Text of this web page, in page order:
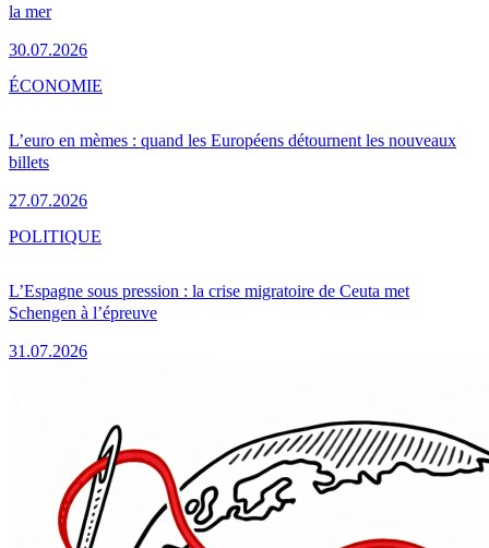
la mer
30.07.2026
L’euro en mèmes : quand les Européens détournent les nouveaux
billets
27.07.2026
ÉCONOMIE
L’Espagne sous pression : la crise migratoire de Ceuta met
Schengen à l’épreuve
31.07.2026
POLITIQUE